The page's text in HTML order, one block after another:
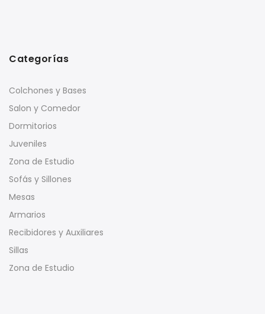
Categorías
Colchones y Bases
Salon y Comedor
Dormitorios
Juveniles
Zona de Estudio
Sofás y Sillones
Mesas
Armarios
Recibidores y Auxiliares
Sillas
Zona de Estudio